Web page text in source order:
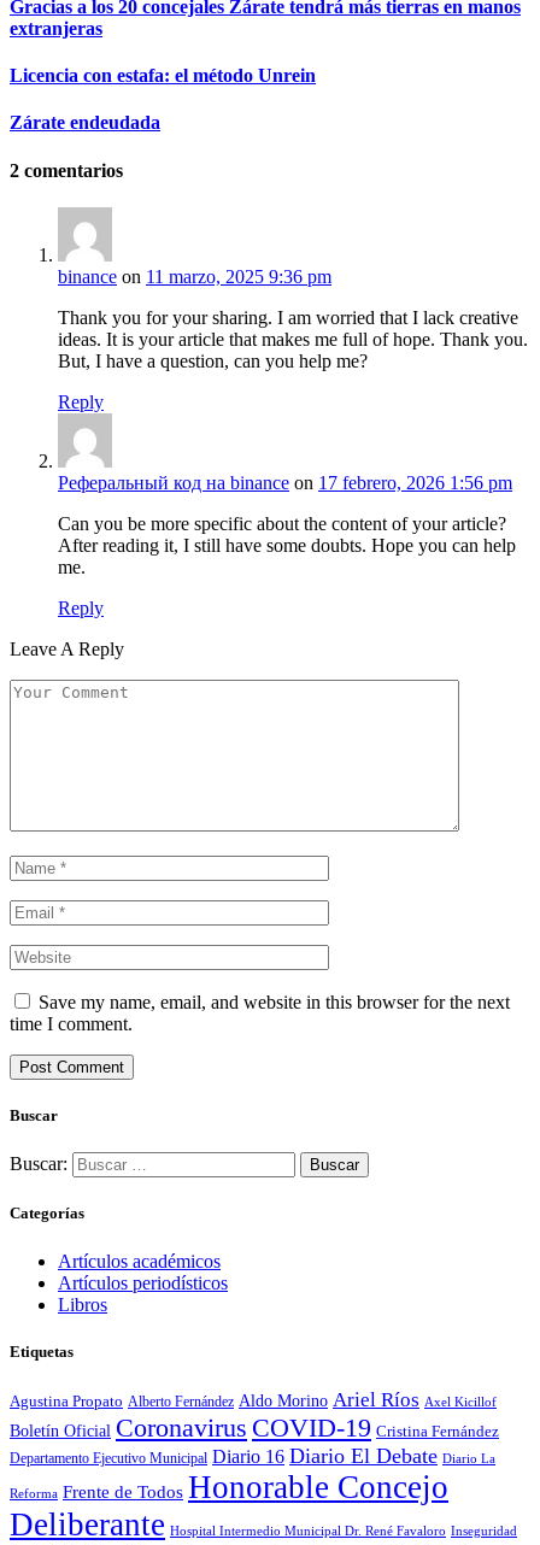
Gracias a los 20 concejales Zárate tendrá más tierras en manos
extranjeras
Licencia con estafa: el método Unrein
Zárate endeudada
2 comentarios
binance on 11 marzo, 2025 9:36 pm
Thank you for your sharing. I am worried that I lack creative
ideas. It is your article that makes me full of hope. Thank you.
But, I have a question, can you help me?
Reply
Реферальный код на binance on 17 febrero, 2026 1:56 pm
Can you be more specific about the content of your article?
After reading it, I still have some doubts. Hope you can help
me.
Reply
Leave A Reply
Save my name, email, and website in this browser for the next
time I comment.
Buscar
Buscar:
Categorías
Artículos académicos
Artículos periodísticos
Libros
Etiquetas
Agustina Propato Alberto Fernández Aldo Morino Ariel Ríos Axel Kicillof
Boletín Oficial Coronavirus COVID-19 Cristina Fernández
Departamento Ejecutivo Municipal Diario 16 Diario El Debate Diario La
Reforma Frente de Todos Honorable Concejo
Deliberante Hospital Intermedio Municipal Dr. René Favaloro Inseguridad